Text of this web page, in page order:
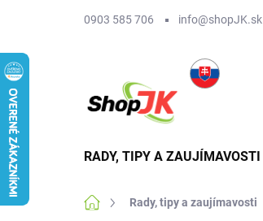
0903 585 706 info@shopJK.sk
RADY, TIPY A ZAUJÍMAVOSTI
DomovRady, tipy a zaujímavosti